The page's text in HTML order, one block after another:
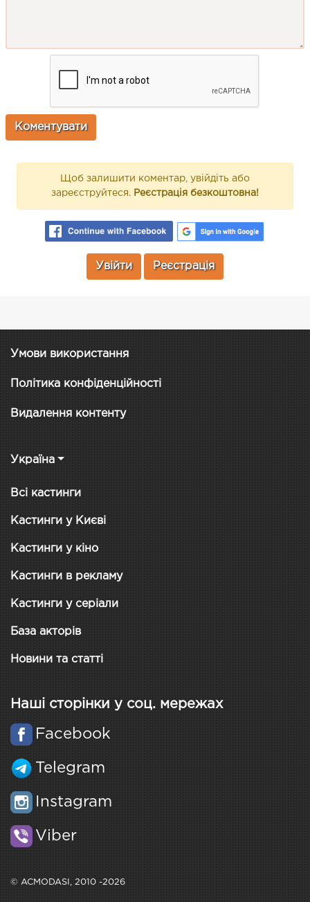
Щоб залишити коментар, увійдіть або
зареєструйтеся. Реєстрація безкоштовна!
Увійти Реєстрація
Умови використання
Політика конфіденційності
Видалення контенту
Україна
Всі кастинги
Кастинги у Києві
Кастинги у кіно
Кастинги в рекламу
Кастинги у серіали
База акторів
Новини та статті
Наші сторінки у соц. мережах
Facebook
Telegram
Instagram
Viber
© ACMODASI, 2010 -2026